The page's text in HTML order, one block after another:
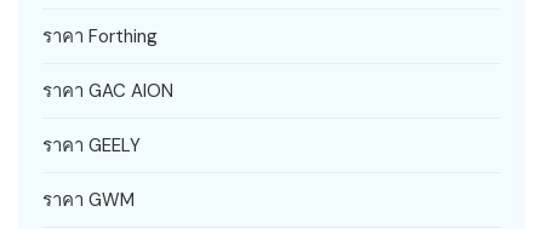
ราคา Forthing
ราคา GAC AION
ราคา GEELY
ราคา GWM